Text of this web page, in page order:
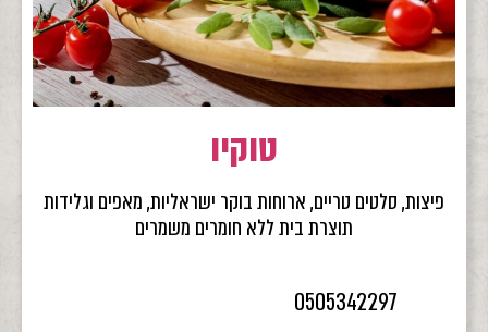
טוקיו
פיצות, סלטים טריים, ארוחות בוקר ישראליות, מאפים וגלידות
תוצרת בית ללא חומרים משמרים
0505342297